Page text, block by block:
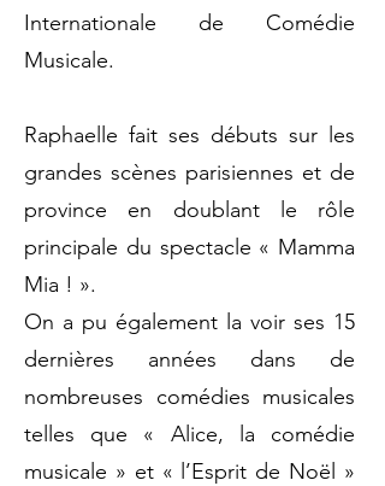
Internationale de Comédie
Musicale.
Raphaelle fait ses débuts sur les
grandes scènes parisiennes et de
province en doublant le rôle
principale du spectacle « Mamma
Mia ! ».
On a pu également la voir ses 15
dernières années dans de
nombreuses comédies musicales
telles que « Alice, la comédie
musicale » et « l’Esprit de Noël »